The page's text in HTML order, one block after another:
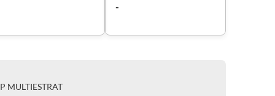
-
MULTIESTRAT